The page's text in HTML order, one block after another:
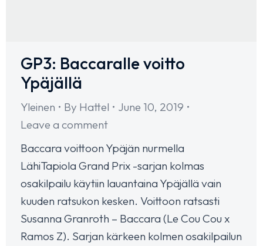
GP3: Baccaralle voitto
Ypäjällä
Yleinen By Hattel
June 10, 2019
Leave a comment
Baccara voittoon Ypäjän nurmella
LähiTapiola Grand Prix -sarjan kolmas
osakilpailu käytiin lauantaina Ypäjällä vain
kuuden ratsukon kesken. Voittoon ratsasti
Susanna Granroth – Baccara (Le Cou Cou x
Ramos Z). Sarjan kärkeen kolmen osakilpailun